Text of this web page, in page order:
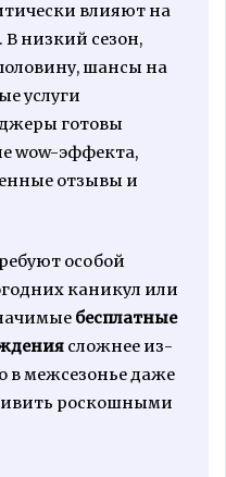
влияют на
низкий сезон,
шансы на
услуги
готовы
wow-эффекта,
отзывы и
особой
каникул или
бесплатные
сложнее из-
в межсезонье даже
роскошными